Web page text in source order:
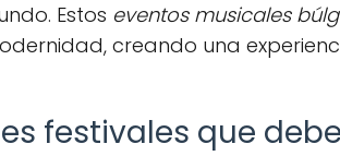
Estos eventos musicales
creando una
festivales que